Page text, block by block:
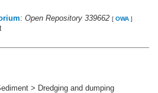
: Open Repository 339662 [ OWA ]
> Dredging and dumping